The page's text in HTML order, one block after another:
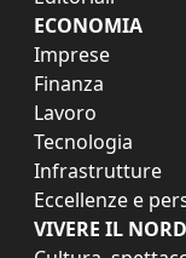
ECONOMIA
Imprese
Finanza
Lavoro
Tecnologia
Infrastrutture
Eccellenze e
VIVERE IL